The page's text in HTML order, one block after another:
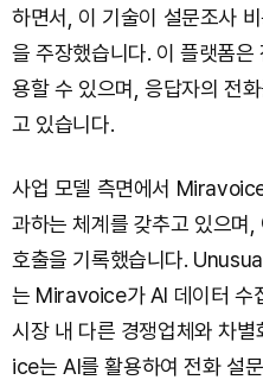
하면서, 이 기술이 설문조사
을 주장했습니다. 이 플랫폼
용할 수 있으며, 응답자의 전
고 있습니다.
사업 모델 측면에서
과하는 체계를 갖추고 있으며
호출을 기록했습니다.
는 Miravoice가 AI 데이터 수
시장 내 다른 경쟁업체와 차
ice는 AI를 활용하여 전화 설